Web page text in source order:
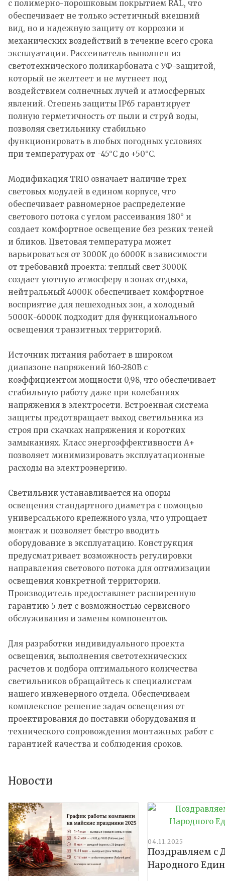
с полимерно-порошковым покрытием RAL, что
обеспечивает не только эстетичный внешний
вид, но и надежную защиту от коррозии и
механических воздействий в течение всего срока
эксплуатации. Рассеиватель выполнен из
светотехнического поликарбоната с УФ-защитой,
который не желтеет и не мутнеет под
воздействием солнечных лучей и атмосферных
явлений. Степень защиты IP65 гарантирует
полную герметичность от пыли и струй воды,
позволяя светильнику стабильно
функционировать в любых погодных условиях
при температурах от -45°C до +50°C.
Модификация TRIO означает наличие трех
световых модулей в едином корпусе, что
обеспечивает равномерное распределение
светового потока с углом рассеивания 180° и
создает комфортное освещение без резких теней
и бликов. Цветовая температура может
варьироваться от 3000К до 6000К в зависимости
от требований проекта: теплый свет 3000К
создает уютную атмосферу в зонах отдыха,
нейтральный 4000К обеспечивает комфортное
восприятие для пешеходных зон, а холодный
5000К-6000К подходит для функционального
освещения транзитных территорий.
Источник питания работает в широком
диапазоне напряжений 160-280В с
коэффициентом мощности 0,98, что обеспечивает
стабильную работу даже при колебаниях
напряжения в электросети. Встроенная система
защиты предотвращает выход светильника из
строя при скачках напряжения и коротких
замыканиях. Класс энергоэффективности А+
позволяет минимизировать эксплуатационные
расходы на электроэнергию.
Светильник устанавливается на опоры
освещения стандартного диаметра с помощью
универсального крепежного узла, что упрощает
монтаж и позволяет быстро вводить
оборудование в эксплуатацию. Конструкция
предусматривает возможность регулировки
направления светового потока для оптимизации
освещения конкретной территории.
Производитель предоставляет расширенную
гарантию 5 лет с возможностью сервисного
обслуживания и замены компонентов.
Для разработки индивидуального проекта
освещения, выполнения светотехнических
расчетов и подбора оптимального количества
светильников обращайтесь к специалистам
нашего инженерного отдела. Обеспечиваем
комплексное решение задач освещения от
проектирования до поставки оборудования и
технического сопровождения монтажных работ с
гарантией качества и соблюдения сроков.
Новости
04.11.2025
Поздравляем с
Народного